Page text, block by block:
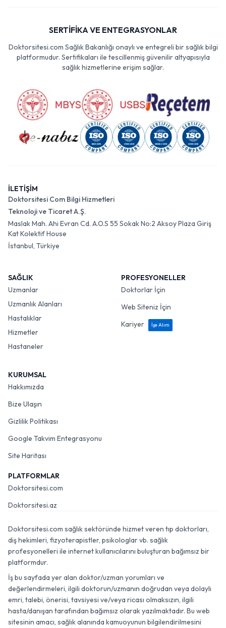
SERTİFİKA VE ENTEGRASYONLAR
Doktorsitesi.com Sağlık Bakanlığı onaylı ve entegreli bir sağlık bilgi
platformudur. Sertifikaları ile tescillenmiş güvenilir altyapısıyla
sağlık hizmetlerine erişim sağlar.
İLETİŞİM
Doktorsitesi Com Bilgi Hizmetleri
Teknoloji ve Ticaret A.Ş.
Maslak Mah. Ahi Evran Cd. A.O.S 55 Sokak No:2 Aksoy Plaza Giriş
Kat Kolektif House
İstanbul, Türkiye
SAĞLIK
Uzmanlar
Uzmanlık Alanları
Hastalıklar
Hizmetler
Hastaneler
PROFESYONELLER
Doktorlar İçin
Web Siteniz İçin
Kariyer
İşe Alım
KURUMSAL
Hakkımızda
Bize Ulaşın
Gizlilik Politikası
Google Takvim Entegrasyonu
Site Haritası
PLATFORMLAR
Doktorsitesi.com
Doktorsitesi.az
Doktorsitesi.com sağlık sektöründe hizmet veren tıp doktorları,
diş hekimleri, fizyoterapistler, psikologlar vb. sağlık
profesyonelleri ile internet kullanıcılarını buluşturan bağımsız bir
platformdur.
İş bu sayfada yer alan doktor/uzman yorumları ve
değerlendirmeleri, ilgili doktorun/uzmanın doğrudan veya dolaylı
emri, talebi, önerisi, tavsiyesi ve/veya ricası olmaksızın, ilgili
hasta/danışan tarafından bağımsız olarak yazılmaktadır. Bu web
sitesinin amacı, sağlık alanında kamuoyunun bilgilendirilmesini